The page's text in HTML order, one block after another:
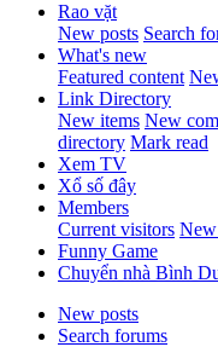
Rao vặt
New posts Search
What's new
Featured content
Link Directory
New items New
directory Mark read
Xem TV
Xổ số đây
Members
Current visitors
Funny Game
Chuyển nhà Bình
New posts
Search forums